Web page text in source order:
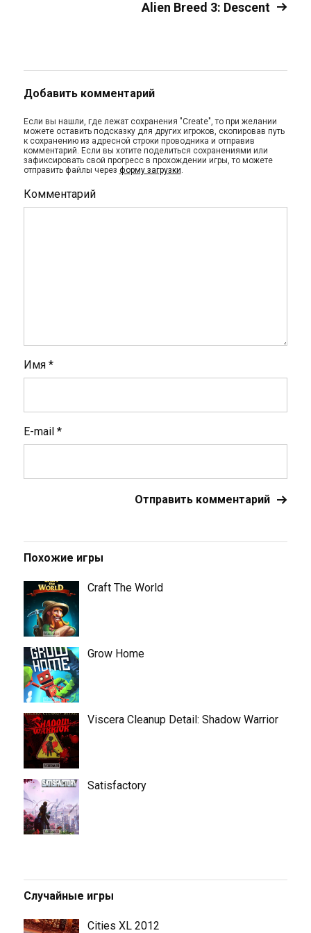
Alien Breed 3: Descent
Добавить комментарий
Если вы нашли, где лежат сохранения "Create", то при желании
можете оставить подсказку для других игроков, скопировав путь
к сохранению из адресной строки проводника и отправив
комментарий. Если вы хотите поделиться сохранениями или
зафиксировать свой прогресс в прохождении игры, то можете
отправить файлы через форму загрузки.
Комментарий
Имя *
E-mail *
Похожие игры
Craft The World
Grow Home
Viscera Cleanup Detail: Shadow Warrior
Satisfactory
Случайные игры
Cities XL 2012